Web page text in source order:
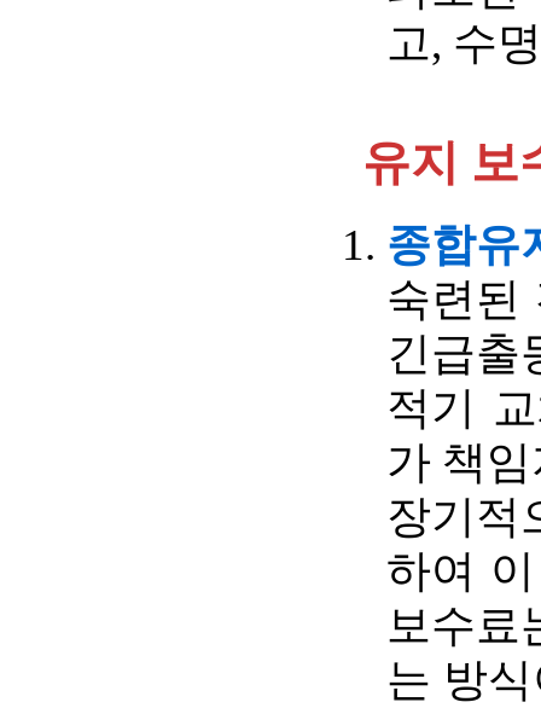
고, 수
유지 보
종합유
숙련된
긴급출
적기
가 책
장기적
하여
보수료
는 방